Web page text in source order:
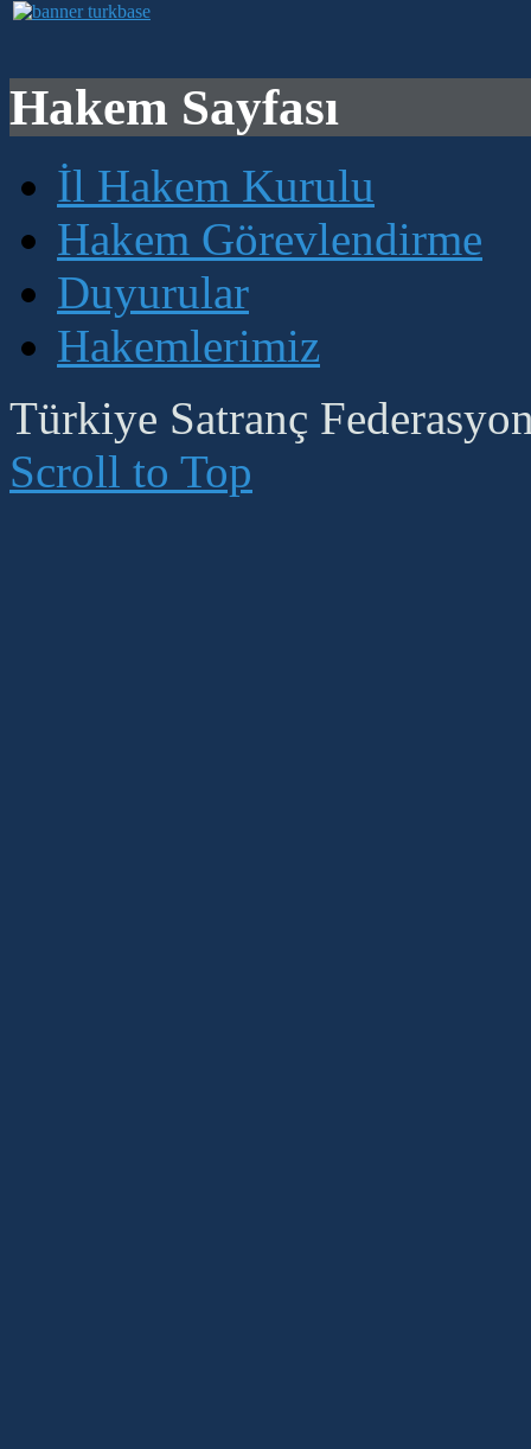
Hakem Sayfası
İl Hakem Kurulu
Hakem Görevlendirme
Duyurular
Hakemlerimiz
Türkiye Satranç
Scroll to Top